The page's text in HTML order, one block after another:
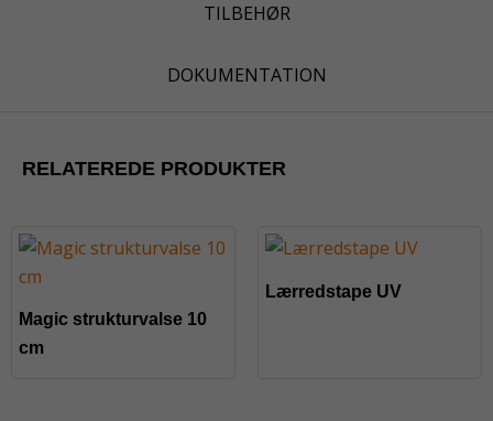
TILBEHØR
DOKUMENTATION
RELATEREDE PRODUKTER
Magic strukturvalse 10
cm
Lærredstape UV